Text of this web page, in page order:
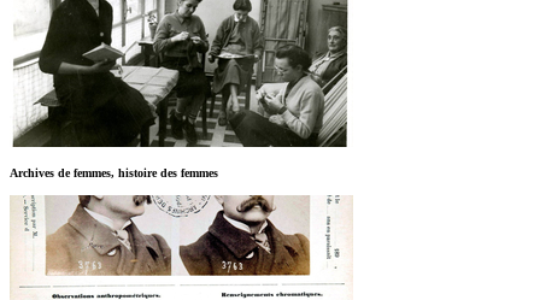
Archives de femmes, histoire des femmes